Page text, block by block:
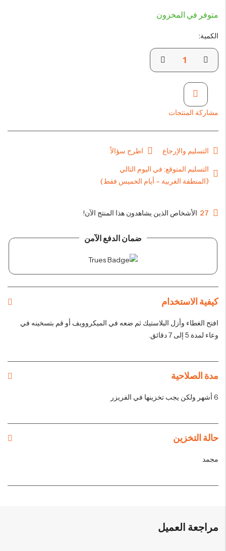
متوفر في المخزون
الكمية:
مشاركة المنتجات
التسليم والإرجاع
اطرح سؤالاً
التسليم المتوقع بعد يوم واحد باستثناء المنطقة الغربية أيام الخميس
فقط
27 الأشخاص الذين يشاهدون هذا المنتج الآن!
ضمان الدفع الآمن
كيفية الاستخدام
افتح الغطاء وأزل البلاستيك ثم ضعه في الميكروويف أو قم بتسخينه في
وعاء لمدة 5 إلى 7 دقائق.
مدة الصلاحية
6 أشهر ولكن يجب تخزينها في الفريزر
حالة التخزين
مجمد
مراجعة العميل